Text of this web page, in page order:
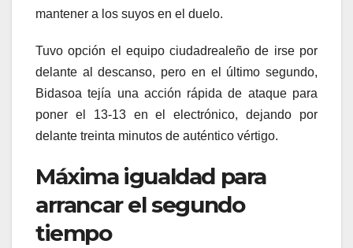
mantener a los suyos en el duelo.
Tuvo opción el equipo ciudadrealeño de irse por
delante al descanso, pero en el último segundo,
Bidasoa tejía una acción rápida de ataque para
poner el 13-13 en el electrónico, dejando por
delante treinta minutos de auténtico vértigo.
Máxima igualdad para
arrancar el segundo
tiempo